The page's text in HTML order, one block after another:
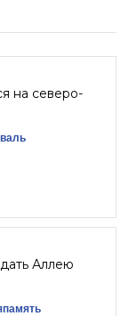
на северо-
Аллею